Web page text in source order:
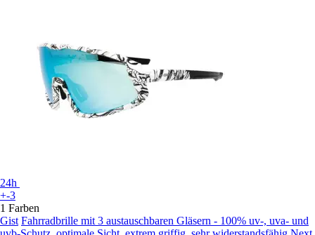
24h
+-3
1 Farben
Gist Fahrradbrille mit 3 austauschbaren Gläsern - 100% uv-, uva- und